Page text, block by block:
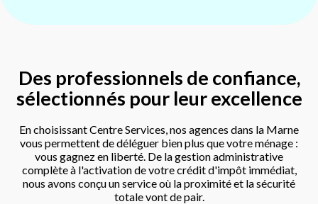
Des professionnels de confiance,
sélectionnés pour leur excellence
En choisissant Centre Services, nos agences dans la Marne
vous permettent de déléguer bien plus que votre ménage :
vous gagnez en liberté. De la gestion administrative
complète à l'activation de votre crédit d'impôt immédiat,
nous avons conçu un service où la proximité et la sécurité
totale vont de pair.